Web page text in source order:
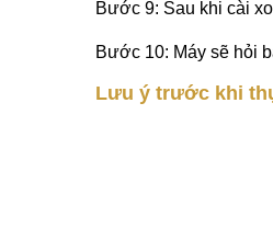
Bước 9: Sau khi cài
Bước 10: Máy sẽ hỏi
Lưu ý trước khi